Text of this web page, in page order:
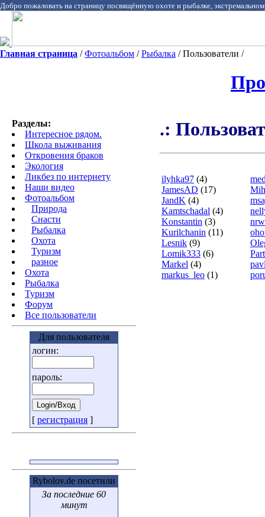
Добро пожаловать на страницу посвящённую охоте и рыбалке,
Главная страница /Фотоальбом /Рыбалка / Пользователи /
Разделы:
Интересное рядом.
Школа выживания
Откровения браков
Экология
Ликбез по интернету
Наши видео
Фотоальбом
Природа
Cнасти
Рыбалка
Охота
Туризм
разное
Охота
Pыбалка
Туризм
Форум
Все пользователи
Для пользователя
логин:
пароль:
[ регистрация ]
Rybolov.de посетили
За последние 60
минут
.:
ilyhka97 (4)
JamesAD (17)
JandK (4)
Kamtschadal (4)
Konstаntin (3)
Kurilchanin (11)
Lesnik (9)
Lomik333 (6)
Markel (4)
markus_leo (1)